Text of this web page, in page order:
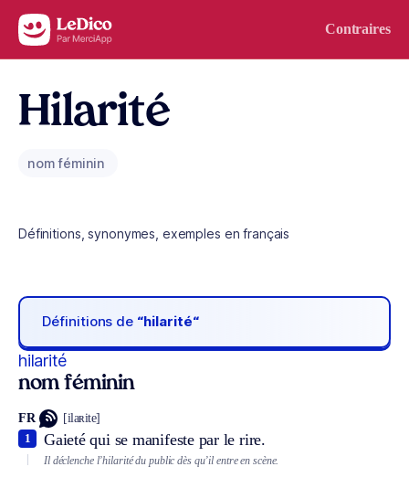
Aller au contenu Contraires
Hilarité
nom féminin
Définitions, synonymes, exemples en français
Définitions de “hilarité“
hilarité
nom féminin
FR [ilaʀite]
Gaieté qui se manifeste par le rire.
1
Il déclenche l’hilarité du public dès qu’il entre en scène.